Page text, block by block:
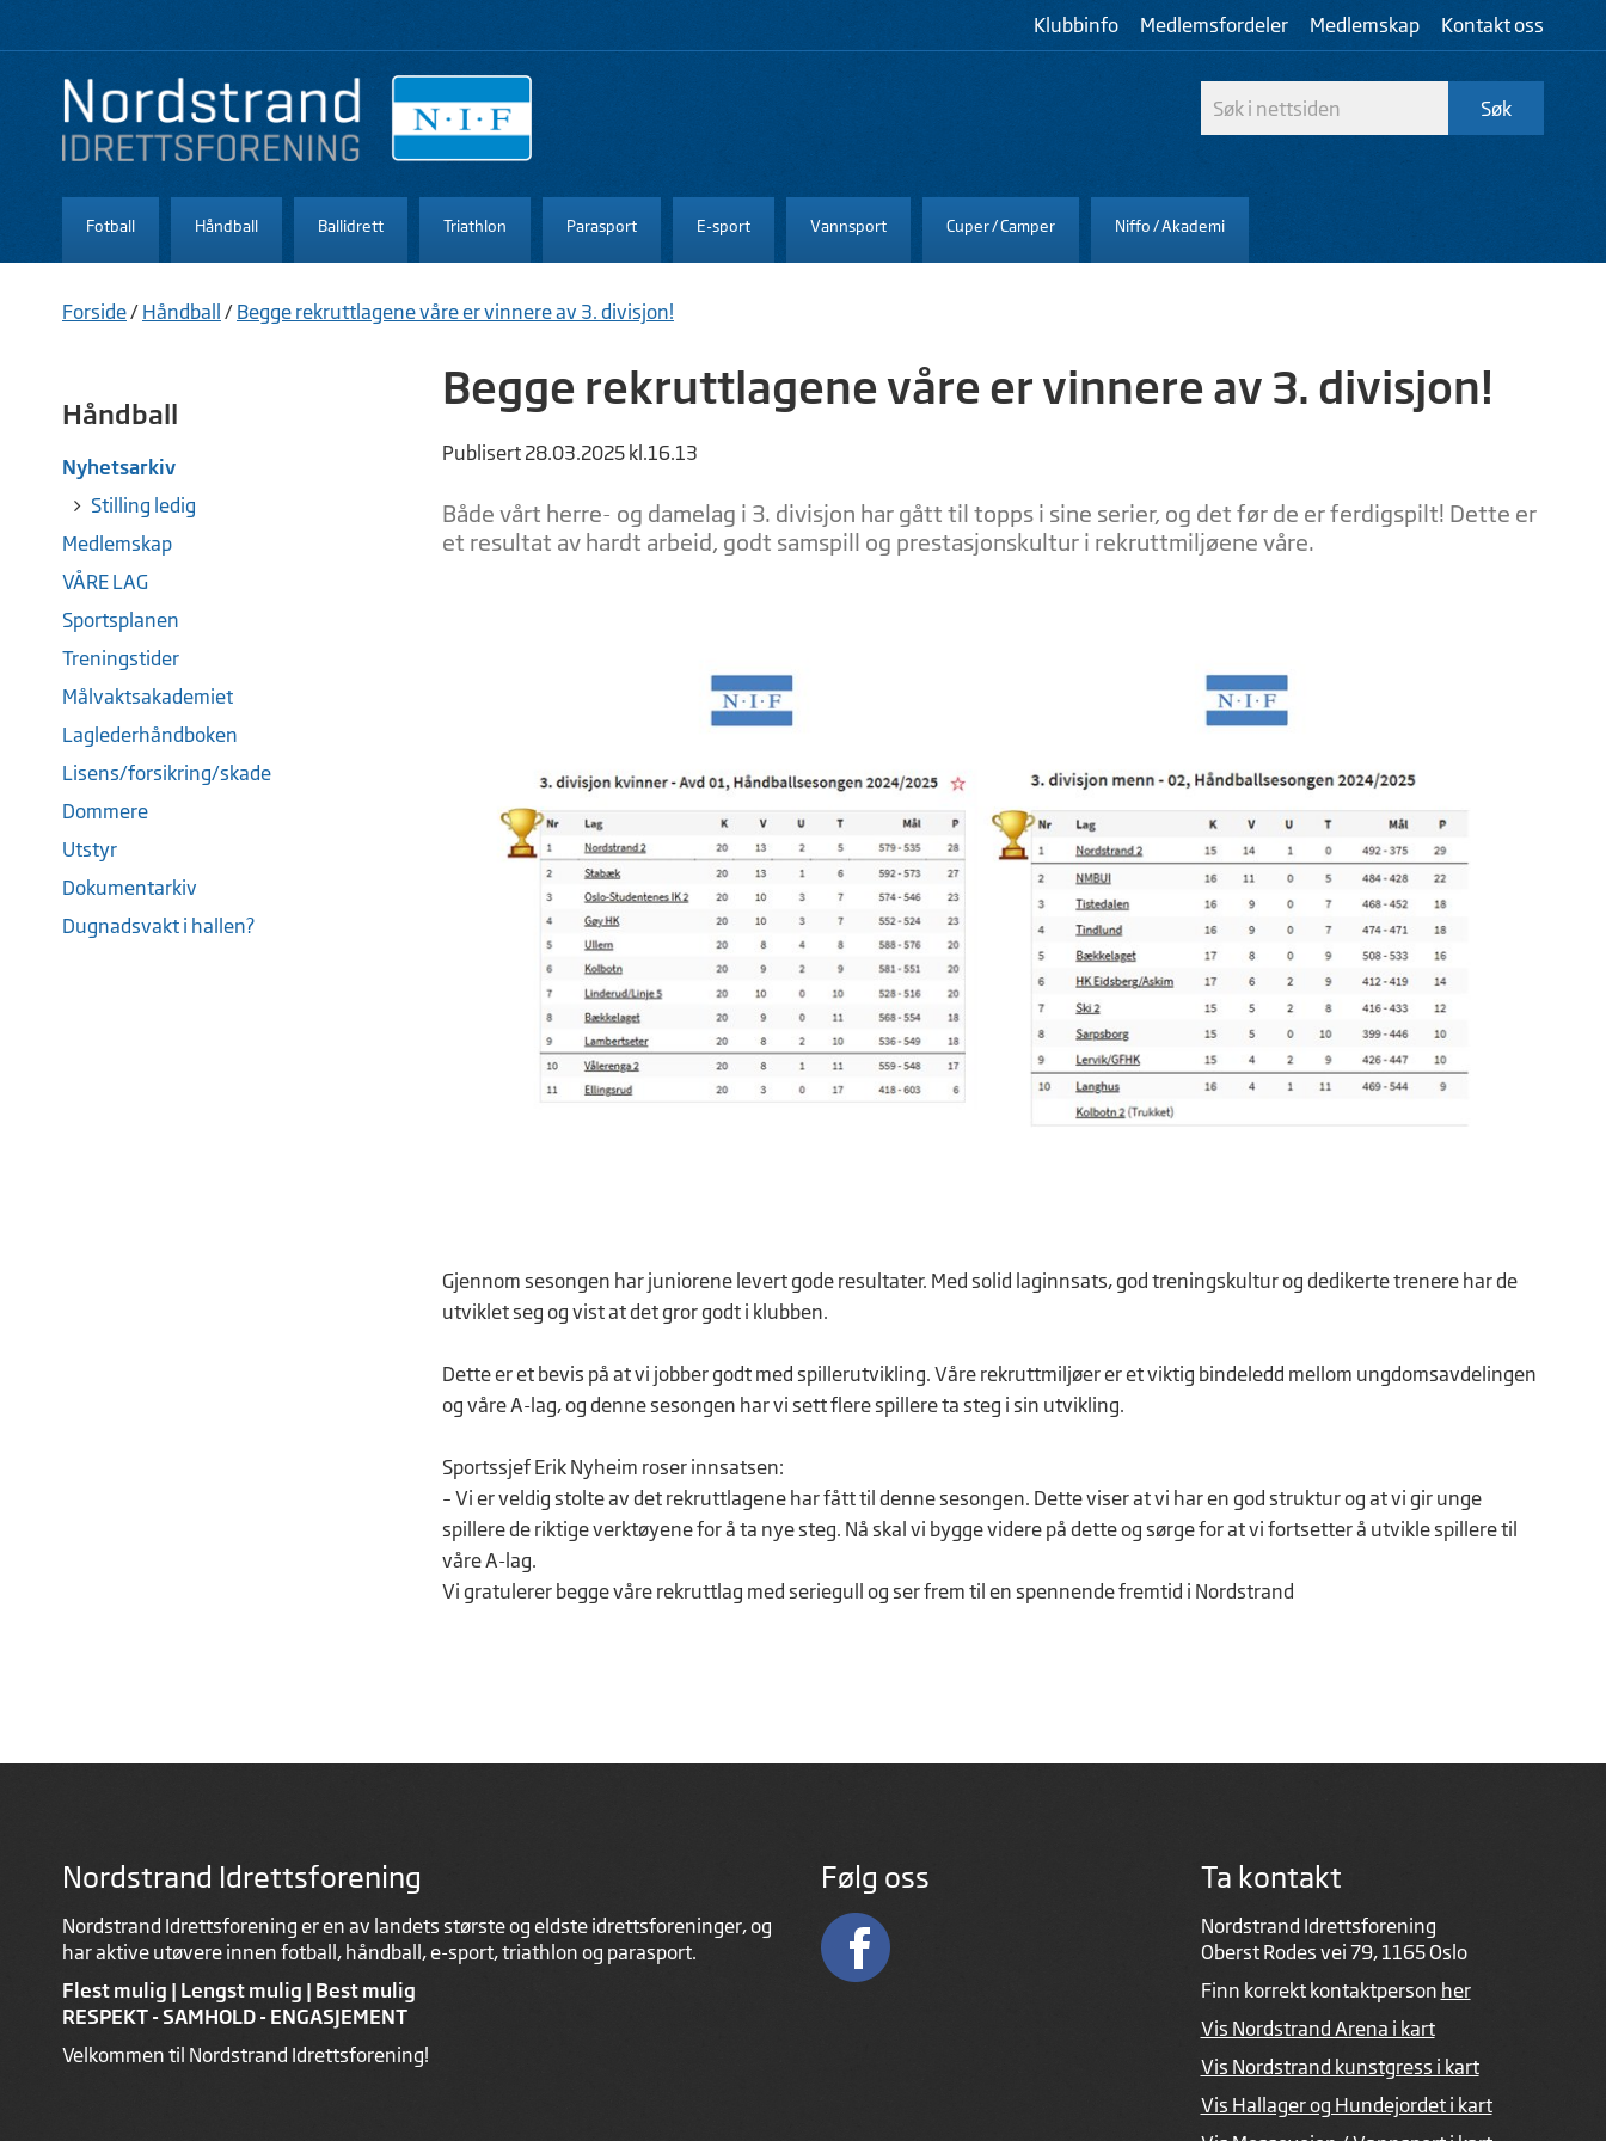
Klubbinfo Medlemsfordeler Medlemskap Kontakt oss
Fotball Håndball Ballidrett Triathlon Parasport E-sport Vannsport Cuper / Camper Niffo / Akademi
Forside/ Håndball / Begge rekruttlagene våre er vinnere av 3. divisjon!
Håndball
Nyhetsarkiv
Stilling ledig
Medlemskap
VÅRE LAG
Sportsplanen
Treningstider
Målvaktsakademiet
Laglederhåndboken
Lisens/forsikring/skade
Dommere
Utstyr
Dokumentarkiv
Dugnadsvakt i hallen?
Begge rekruttlagene våre er vinnere av 3. divisjon!
Publisert 28.03.2025 kl.16.13
Både vårt herre- og damelag i 3. divisjon har gått til topps i sine serier, og det før de er ferdigspilt! Dette er
et resultat av hardt arbeid, godt samspill og prestasjonskultur i rekruttmiljøene våre.
Gjennom sesongen har juniorene levert gode resultater. Med solid laginnsats, god treningskultur og dedikerte trenere har de
utviklet seg og vist at det gror godt i klubben.
Dette er et bevis på at vi jobber godt med spillerutvikling. Våre rekruttmiljøer er et viktig bindeledd mellom ungdomsavdelingen
og våre A-lag, og denne sesongen har vi sett flere spillere ta steg i sin utvikling.
Sportssjef Erik Nyheim roser innsatsen:
– Vi er veldig stolte av det rekruttlagene har fått til denne sesongen. Dette viser at vi har en god struktur og at vi gir unge
spillere de riktige verktøyene for å ta nye steg. Nå skal vi bygge videre på dette og sørge for at vi fortsetter å utvikle spillere til
våre A-lag.
Vi gratulerer begge våre rekruttlag med seriegull og ser frem til en spennende fremtid i Nordstrand
Nordstrand Idrettsforening
Nordstrand Idrettsforening er en av landets største og eldste idrettsforeninger, og
har aktive utøvere innen fotball, håndball, e-sport, triathlon og parasport.
Flest mulig | Lengst mulig | Best mulig
RESPEKT - SAMHOLD - ENGASJEMENT
Velkommen til Nordstrand Idrettsforening!
Følg oss Ta kontakt
Nordstrand Idrettsforening
Oberst Rodes vei 79, 1165 Oslo
Finn korrekt kontaktperson her
Vis Nordstrand Arena i kart
Vis Nordstrand kunstgress i kart
Vis Hallager og Hundejordet i kart